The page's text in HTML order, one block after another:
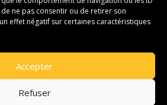
ne pas consentir ou de retirer son
effet négatif sur certaines caractéristiques
Accepter
Refuser